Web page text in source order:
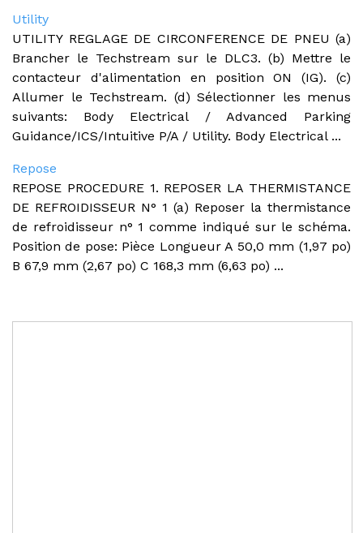
Utility
UTILITY REGLAGE DE CIRCONFERENCE DE PNEU (a)
Brancher le Techstream sur le DLC3. (b) Mettre le
contacteur d'alimentation en position ON (IG). (c)
Allumer le Techstream. (d) Sélectionner les menus
suivants: Body Electrical / Advanced Parking
Guidance/ICS/Intuitive P/A / Utility. Body Electrical ...
Repose
REPOSE PROCEDURE 1. REPOSER LA THERMISTANCE
DE REFROIDISSEUR N° 1 (a) Reposer la thermistance
de refroidisseur n° 1 comme indiqué sur le schéma.
Position de pose: Pièce Longueur A 50,0 mm (1,97 po)
B 67,9 mm (2,67 po) C 168,3 mm (6,63 po) ...